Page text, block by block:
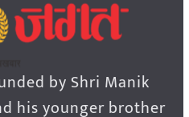
by Shri Manik
his younger brother